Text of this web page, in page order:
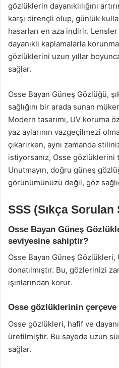
gözlüklerin dayanıklılığını
karşı dirençli olup, günlük
hasarları en aza indirir.
dayanıklı kaplamalarla
gözlüklerini uzun yıllar
sağlar.
Osse Bayan Güneş Gözlüğü,
sağlığını bir arada sunan
Modern tasarımı, UV koruma
yaz aylarının vazgeçilmezi
çıkarırken, aynı zamanda
istiyorsanız, Osse
Unutmayın, doğru güneş
görünümünüzü değil, göz
SSS (Sıkça Sorulan
Osse Bayan Güneş
seviyesine sahiptir?
Osse Bayan Güneş
donatılmıştır. Bu, gözlerinizi
ışınlarından korur.
Osse gözlüklerinin
Osse gözlükleri, hafif ve
üretilmiştir. Bu sayede uzun
sağlar.